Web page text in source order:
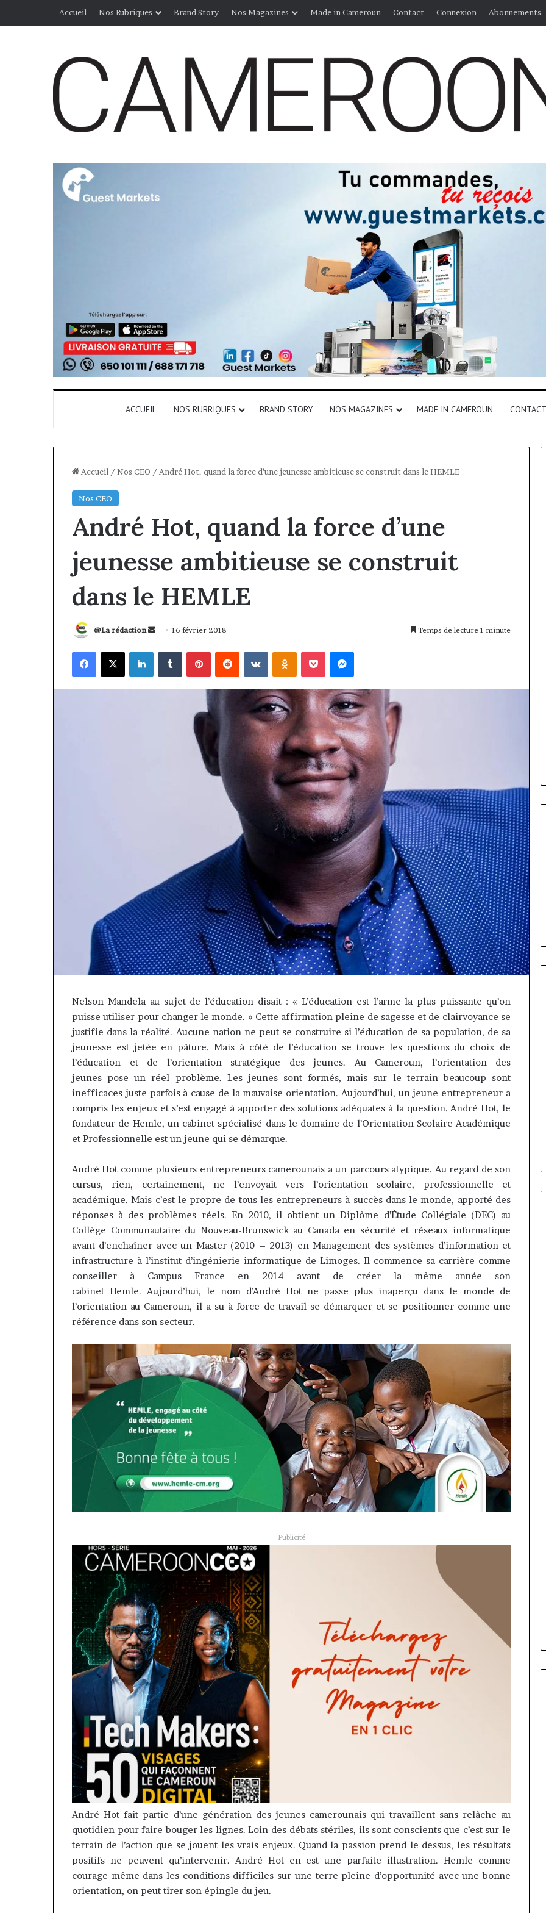
Accueil Nos Rubriques Brand Story Nos Magazines Made in Cameroun Contact Connexion Abonnements
ACCUEIL NOS RUBRIQUES BRAND STORY NOS MAGAZINES MADE IN CAMEROUN CONTACT
Accueil / Nos CEO / André Hot, quand la force d’une jeunesse ambitieuse se construit dans le HEMLE
Nos CEO
André Hot, quand la force d’une
jeunesse ambitieuse se construit
dans le HEMLE
@La rédaction
Envoyer
courriel
16 février 2018 Temps de lecture 1 minute
Facebook
X LinkedinTumblrPinterestReddit VKontakteOdnoklassniki
Pocket Messenger
Nelson Mandela au sujet de l’éducation disait : « L’éducation est l’arme la plus puissante qu’on
puisse utiliser pour changer le monde. » Cette affirmation pleine de sagesse et de clairvoyance se
justifie dans la réalité. Aucune nation ne peut se construire si l’éducation de sa population, de sa
jeunesse est jetée en pâture. Mais à côté de l’éducation se trouve les questions du choix de
l’éducation et de l’orientation stratégique des jeunes. Au Cameroun, l’orientation des
jeunespose un réel problème. Les jeunes sont formés, mais sur le terrain beaucoup sont
inefficaces juste parfois à cause de la mauvaise orientation. Aujourd’hui, un jeune entrepreneur a
compris les enjeux et s’est engagé à apporter des solutions adéquates à la question. André Hot, le
fondateur de Hemle, un cabinet spécialisé dans le domaine de l’Orientation Scolaire Académique
et Professionnelle est un jeune qui se démarque.
André Hot comme plusieurs entrepreneurs camerounais a un parcours atypique. Au regard de son
cursus, rien, certainement, ne l’envoyait vers l’orientation scolaire, professionnelle et
académique. Mais c’est le propre de tous les entrepreneurs à succès dans le monde, apporté des
réponses à des problèmes réels. En 2010, il obtient un Diplôme d’Étude Collégiale (DEC) au
Collège Communautaire du Nouveau-Brunswick au Canada en sécurité et réseaux informatique
avant d’enchaîner avec un Master (2010 – 2013) en Management des systèmes d’information et
infrastructure à l’institut d’ingénierie informatique de Limoges. Il commence sa carrière comme
conseiller à Campus France en 2014 avant de créer la même année son
cabinet Hemle. Aujourd’hui, le nom d’André Hot ne passe plus inaperçu dans le monde de
l’orientation au Cameroun, il a su à force de travail se démarquer et se positionner comme une
référence dans son secteur.
Publicité
André Hot fait partie d’une génération des jeunes camerounais qui travaillent sans relâche au
quotidien pour faire bouger les lignes. Loin des débats stériles, ils sont conscients que c’est sur le
terrain de l’action que se jouent les vrais enjeux. Quand la passion prend le dessus, les résultats
positifs ne peuvent qu’intervenir. André Hot en est une parfaite illustration. Hemle comme
courage même dans les conditions difficiles sur une terre pleine d’opportunité avec une bonne
orientation, on peut tirer son épingle du jeu.
Afri
Insurance
et
AfriLife
Insurance
:
Kanga
nommé
Directeur
par
de
mandat
pour
Norbert
Ngniwake
il y a 1 semaine
Afri Insurance et AfriLife
Insurance : Philippe Kanga
nommé Directeur Général par
intérim, fin de mandat pour
Norbert Ngniwake
Marcelle
Monkam
Siayojie
prend
les
commandes
Jumia
Maroc
il y a 1 jour
Marcelle Monkam Siayojie
prend les commandes de Jumia